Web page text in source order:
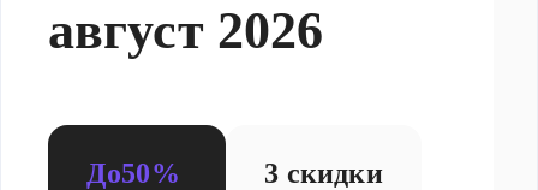
август 2026
До50% 3 скидки